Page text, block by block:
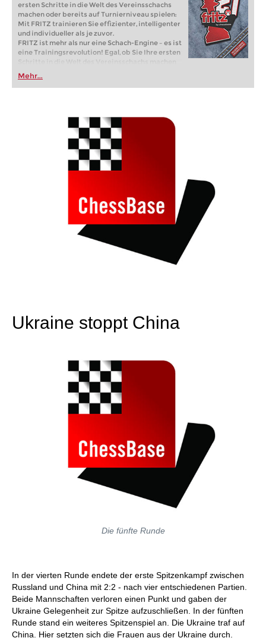
ersten Schritte in die Welt des Vereinsschachs
machen oder bereits auf Turnierniveau spielen:
Mit FRITZ trainieren Sie effizienter, intelligenter
und individueller als je zuvor.
FRITZ ist mehr als nur eine Schach-Engine – es ist
eine Trainingsrevolution! Egal, ob Sie Ihre ersten
Schritte in die Welt des Vereinsschachs machen
oder bereits auf Turnierniveau spielen: Mit
FRITZ trainieren Sie effizienter, intelligenter und
individueller als je zuvor.
Mehr...
Ukraine stoppt China
Die fünfte Runde
In der vierten Runde endete der erste Spitzenkampf zwischen
Russland und China mit 2:2 - nach vier entschiedenen Partien.
Beide Mannschaften verloren einen Punkt und gaben der
Ukraine Gelegenheit zur Spitze aufzuschließen. In der fünften
Runde stand ein weiteres Spitzenspiel an. Die Ukraine traf auf
China. Hier setzten sich die Frauen aus der Ukraine durch.